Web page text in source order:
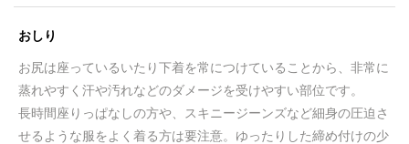
おしり
お尻は座っているいたり下着を常につけていることから、非常に
蒸れやすく汗や汚れなどのダメージを受けやすい部位です。
長時間座りっぱなしの方や、スキニージーンズなど細身の圧迫さ
せるような服をよく着る方は要注意。ゆったりした締め付けの少